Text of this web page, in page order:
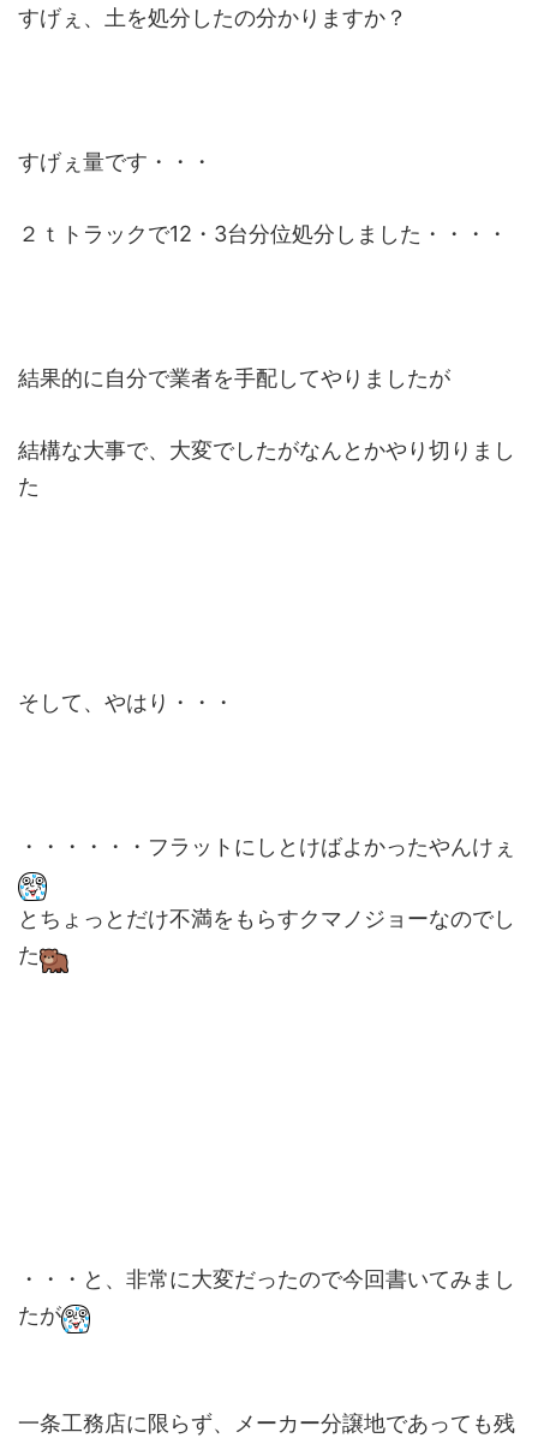
すげぇ、土を処分したの分かりますか？
すげぇ量です・・・
２ｔトラックで12・3台分位処分しました・・・・
結果的に自分で業者を手配してやりましたが
結構な大事で、大変でしたがなんとかやり切りまし
た
そして、やはり・・・
・・・・・・フラットにしとけばよかったやんけぇ
とちょっとだけ不満をもらすクマノジョーなのでし
た
・・・と、非常に大変だったので今回書いてみまし
たが
一条工務店に限らず、メーカー分譲地であっても残